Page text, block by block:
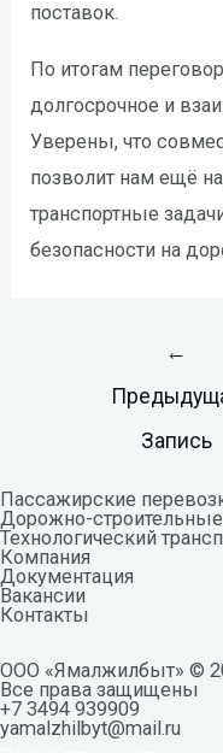
поставок.
По итогам
долгосрочное и
Уверены, что
позволит нам ещё
транспортные
безопасности на
←
Запись
Пассажирские
Дорожно-
Технологический
Компания
Документация
Вакансии
Контакты
ООО «Ямалжилбыт» ©
Все права защищены
+7 3494 939909
yamalzhilbyt@mail.ru